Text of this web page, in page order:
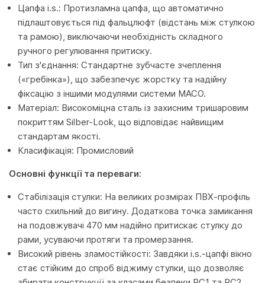
Цапфа i.s.: Протизламна цапфа, що автоматично
підлаштовується під фальцлюфт (відстань між стулкою
та рамою), виключаючи необхідність складного
ручного регулювання притиску.
Тип з'єднання: Стандартне зубчасте зчеплення
(«гребінка»), що забезпечує жорстку та надійну
фіксацію з іншими модулями системи MACO.
Матеріал: Високоміцна сталь із захисним тришаровим
покриттям Silber-Look, що відповідає найвищим
стандартам якості.
Класифікація: Промисловий
Основні функції та переваги:
Стабілізація стулки: На великих розмірах ПВХ-профіль
часто схильний до вигину. Додаткова точка замикання
на подовжувачі 470 мм надійно притискає стулку до
рами, усуваючи протяги та промерзання.
Високий рівень зламостійкості: Завдяки i.s.-цапфі вікно
стає стійким до спроб віджиму стулки, що дозволяє